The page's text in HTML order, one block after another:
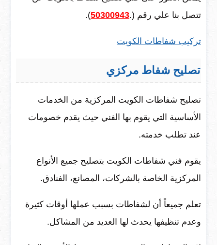
تتصل بنا علي رقم (.50300943
).
تركيب شفاطات الكويت
تصليح شفاط مركزي
تصليح شفاطات الكويت المركزية من الخدمات
الأساسية التي يقوم بها الفني حيث يقدم خصومات
عند تطلب خدمته.
يقوم فني شفاطات الكويت بتصليح جميع الأنواع
المركزية الخاصة بالشركات، المصانع، الفنادق.
تعلم جميعاً أن لشفاطات بسبب عملها أوقات كثيرة
وعدم تنظيفها يحدث لها العديد من المشاكل.